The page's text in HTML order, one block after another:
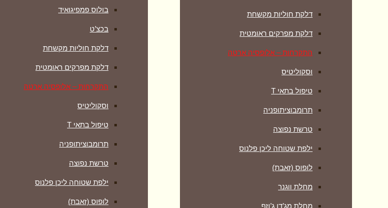
דלקת חוליות מקשחת
דלקת מפרקים ראומטית
התקרחות – אלופסיה ארטה
וסקוליטיס
טיפול בתאי T
תרומבוציתופניה
טרשת נפוצה
ילפת שטוחה ליכן פלנוס
לופוס (זאבת)
מחלת ווגנר
מחלת מג’דו ג’וזף
בולוס פמפיגואיד
בכצ’ט
דלקת חוליות מקשחת
דלקת מפרקים ראומטית
התקרחות – אלופסיה ארטה
וסקוליטיס
טיפול בתאי T
תרומבוציתופניה
טרשת נפוצה
ילפת שטוחה ליכן פלנוס
לופוס (זאבת)